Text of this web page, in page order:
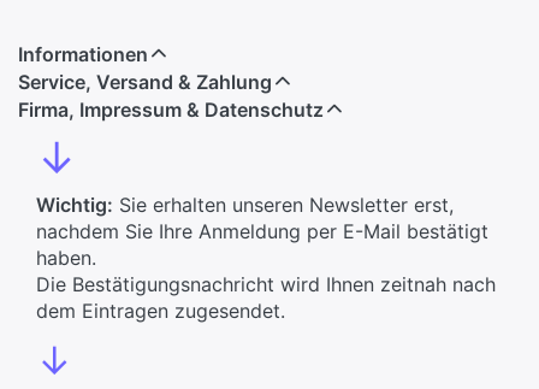
Informationen
Service, Versand & Zahlung
Firma, Impressum & Datenschutz
↓
Wichtig: Sie erhalten unseren Newsletter erst,
nachdem Sie Ihre Anmeldung per E-Mail bestätigt
haben.
Die Bestätigungsnachricht wird Ihnen zeitnah nach
dem Eintragen zugesendet.
↓